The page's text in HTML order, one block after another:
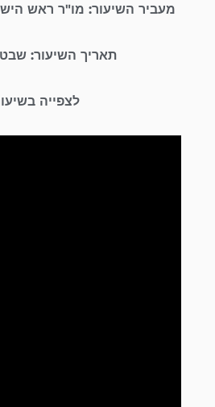
מעביר השיעור: מו"ר ראש
תאריך השיעור:
לצפייה